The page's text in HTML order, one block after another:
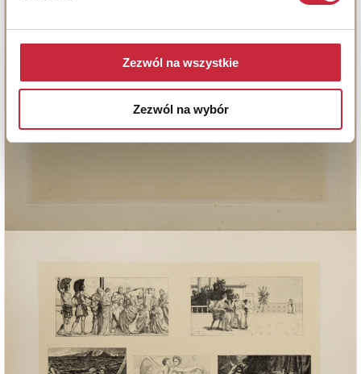
Zezwól na wszystkie
Zezwól na wybór